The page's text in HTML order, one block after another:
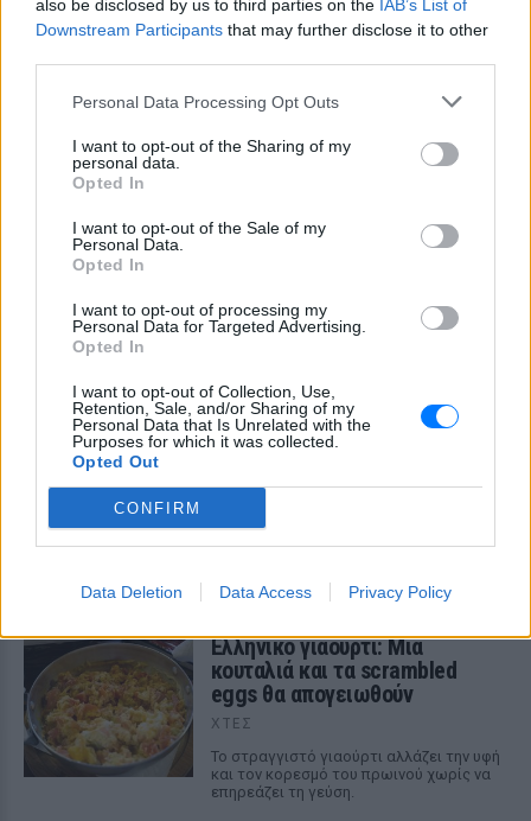
also be disclosed by us to third parties on the IAB’s List of
Downstream Participants that may further disclose it to other
Personal Data Processing Opt Outs
I want to opt-out of the Sharing of my
personal data.
Opted In
I want to opt-out of the Sale of my
Personal Data.
Opted In
I want to opt-out of processing my
Personal Data for Targeted Advertising.
Opted In
I want to opt-out of Collection, Use,
Retention, Sale, and/or Sharing of my
Personal Data that Is Unrelated with the
Purposes for which it was collected.
Opted Out
CONFIRM
Data Deletion Data Access Privacy Policy
Το σώμα σου σου στέλνει μηνύματα… το
Χαμηλός σίδηρος; Τα 4 σημάδια
που δεν πρέπει ποτέ να
αγνοήσετε
Τι πρέπει να προσέχετε στον οργανισμό
Δεν είναι η ιδέα σου: Αυτός είναι ο λόγος που
δεν αντέχεις το ποτό όπως παλιά
Ελληνικό γιαούρτι: Μία
κουταλιά και τα scrambled
eggs θα απογειωθούν
ΧΤΕΣ
Το στραγγιστό γιαούρτι αλλάζει την υφή
και τον κορεσμό του πρωινού χωρίς να
επηρεάζει τη γεύση.